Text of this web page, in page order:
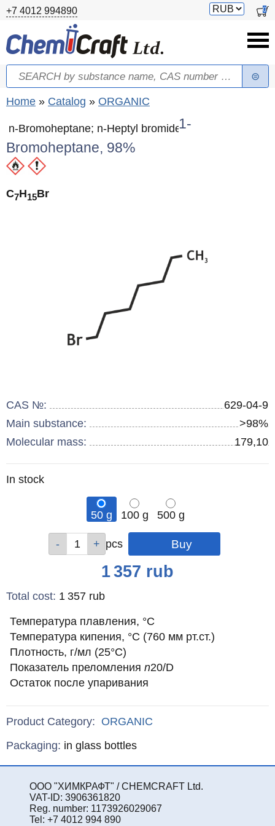
Skip to main content
+7 4012 994890
Switch
0
Search form
Search
You are here
Home » Catalog » ORGANIC
n-Bromoheptane; n-Heptyl bromide1-
Bromoheptane, 98%
C7H15Br
CAS №:
629-04-9
Main substance:
>98%
Molecular mass:
179,10
Remainder
In stock
50 g 100 g
500 g
pcs pcs
pcs
1 357 rub
Total cost: 1 357 rub
Температура плавления, °С
Температура кипения, °С (760 мм рт.ст.)
Плотность, г/мл (25°С)
Показатель преломленияn20/D
Остаток после упаривания
Product Category: ORGANIC
Specifications
Packaging: in glass bottles
ООО "ХИМКРАФТ" / CHEMCRAFT Ltd.
VAT-ID: 3906361820
Reg. number: 1173926029067
Tel: +7 4012 994 890